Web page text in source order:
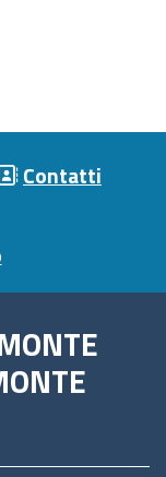
Contatti